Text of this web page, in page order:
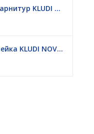
Душевой гарнитур KLUDI NOVA FONTE Puristic 2085053-15
Душевая лейка KLUDI NOVA FONTE 3912053-00